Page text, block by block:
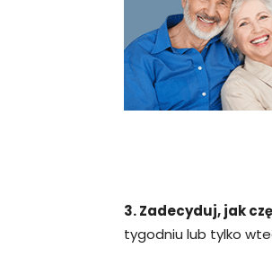
3. Zadecyduj, jak
tygodniu lub tylko